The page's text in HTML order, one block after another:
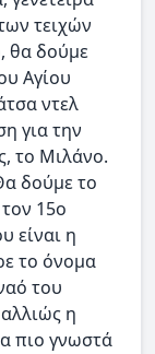
τειχών
θα δούμε
Αγίου
ντελ
για την
το Μιλάνο.
δούμε το
15ο
είναι η
το όνομα
του
η
πιο γνωστά